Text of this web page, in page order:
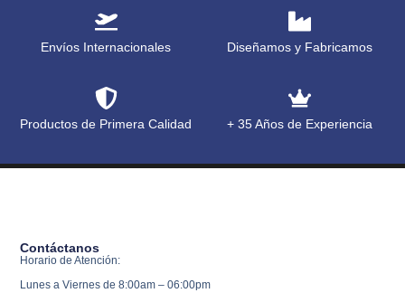
Envíos Internacionales Diseñamos y Fabricamos
Productos de Primera Calidad + 35 Años de Experiencia
Contáctanos
Horario de Atención:
Lunes a Viernes de 8:00am – 06:00pm